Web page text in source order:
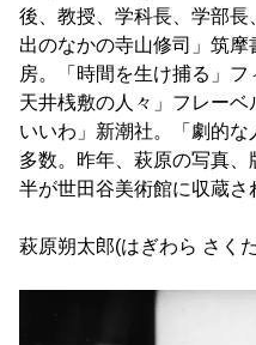
後、教授、学科長、学部
出のなかの寺山修司」筑
房。「時間を生け捕る」
天井桟敷の人々」フレー
いいわ」新潮社。「劇的
多数。昨年、萩原の写真
半が世田谷美術館に収蔵さ
萩原朔太郎(はぎわら さく